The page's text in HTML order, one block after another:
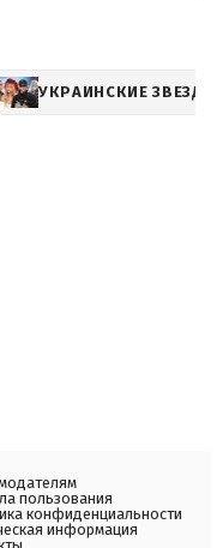
УКРАИНСКИЕ ЗВЕЗДЫ
пользования
конфиденциальности
информация